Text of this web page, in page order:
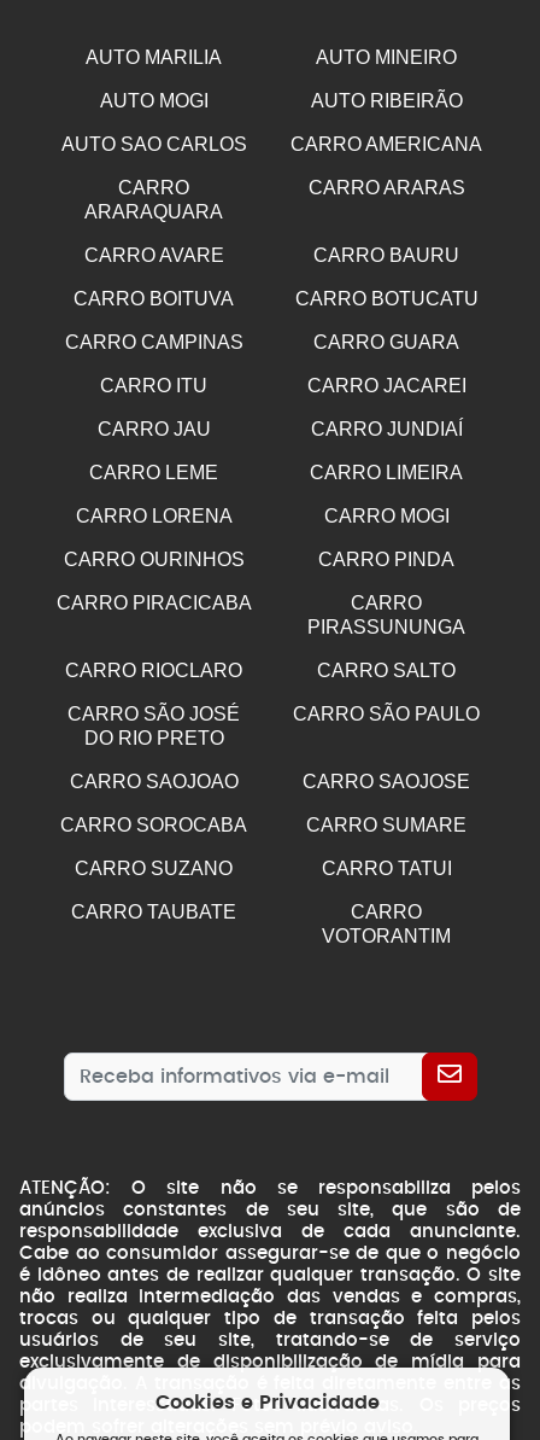
AUTO MARILIA AUTO MINEIRO
AUTO MOGI AUTO RIBEIRÃO
AUTO SAO CARLOS CARRO AMERICANA
CARRO
ARARAQUARA
CARRO ARARAS
CARRO AVARE CARRO BAURU
CARRO BOITUVA CARRO BOTUCATU
CARRO CAMPINAS CARRO GUARA
CARRO ITU CARRO JACAREI
CARRO JAU CARRO JUNDIAÍ
CARRO LEME CARRO LIMEIRA
CARRO LORENA CARRO MOGI
CARRO OURINHOS CARRO PINDA
CARRO PIRACICABA
CARRO
PIRASSUNUNGA
CARRO RIOCLARO CARRO SALTO
CARRO SÃO JOSÉ
DO RIO PRETO
CARRO SÃO PAULO
CARRO SAOJOAO CARRO SAOJOSE
CARRO SOROCABA CARRO SUMARE
CARRO SUZANO CARRO TATUI
CARRO TAUBATE
CARRO
VOTORANTIM
ATENÇÃO: O site não se responsabiliza pelos
anúncios constantes de seu site, que são de
responsabilidade exclusiva de cada anunciante.
Cabe ao consumidor assegurar-se de que o negócio
é idôneo antes de realizar qualquer transação. O site
não realiza intermediação das vendas e compras,
trocas ou qualquer tipo de transação feita pelos
usuários de seu site, tratando-se de serviço
exclusivamente de disponibilização de mídia para
divulgação. A transação é feita diretamente entre as
partes interessadas. Fotos ilustrativas. Os preços
podem sofrer alterações sem prévio aviso.
Cookies e Privacidade